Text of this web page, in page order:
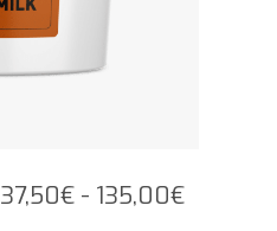
37,50€ - 135,00€